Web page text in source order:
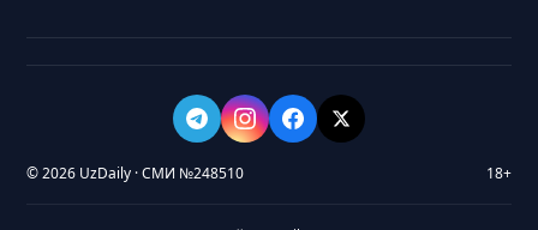
© 2026 UzDaily · СМИ №248510 18+